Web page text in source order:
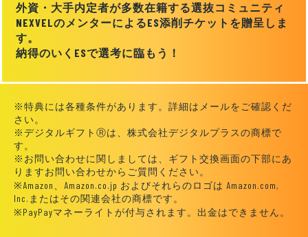
外資・大手内定者が多数在籍する選抜コミュニティ
NEXVELのメンターによるES添削チケットを贈呈しま
す。
納得のいくESで選考に臨もう！
※特典には各種条件があります。詳細はメールをご確認くだ
さい。
※デジタルギフトⓇは、株式会社デジタルプラスの商標で
す。
※お問い合わせに関しましては、ギフト交換画面の下部にあ
りますお問い合わせからご質問ください。
※Amazon、Amazon.co.jp およびそれらのロゴは Amazon.com,
Inc.またはその関連会社の商標です。
※PayPayマネーライトが付与されます。出金はできません。